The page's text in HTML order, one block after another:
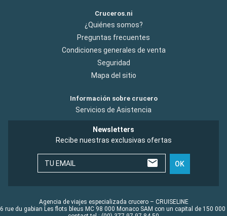
Cruceros.ni
¿Quiénes somos?
Preguntas frecuentes
Condiciones generales de venta
Seguridad
Mapa del sitio
Información sobre crucero
Servicios de Asistencia
Newsletters
Recibe nuestras exclusivas ofertas
TU EMAIL OK
Agencia de viajes especializada crucero – CRUISELINE
rue du gabian Les flots bleus MC 98 000 Monaco SAM con un capital de 150 000